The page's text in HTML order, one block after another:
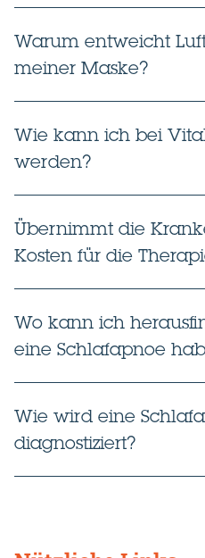
Warum entweicht
meiner Maske?
Wie kann ich bei
werden?
Übernimmt die
Kosten für die
Für gesetzlich Versicherte
Wo kann ich
eine Schlafapnoe
Wie wird eine
diagnostiziert?